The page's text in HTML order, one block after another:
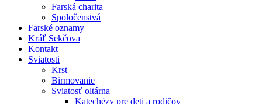
Farská charita
Spoločenstvá
Farské oznamy
Kráľ Sekčova
Kontakt
Sviatosti
Krst
Birmovanie
Sviatosť oltárna
Katechézy pre deti a rodičov